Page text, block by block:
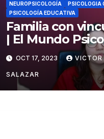
NEUROPSICOLOGÍA
PSICOLOGIA
PSICOLOGÍA EDUCATIVA
Familia con
| El Mundo
OCT 17, 2023 VICTOR
SALAZAR